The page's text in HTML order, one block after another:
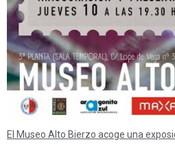
El Museo Alto Bierzo acoge una